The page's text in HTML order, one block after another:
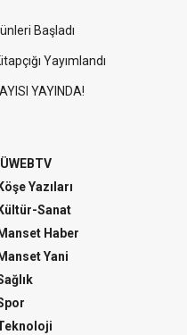
Başladı
Yayımlandı
YAYINDA!
Köşe Yazıları
Kültür-Sanat
Manset Haber
Manset Yani